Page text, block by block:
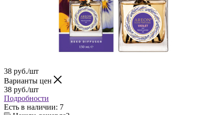
38 руб./шт
Варианты цен
38 руб./шт
Подробности
Есть в наличии: 7